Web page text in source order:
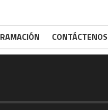
CONTÁCTENOS